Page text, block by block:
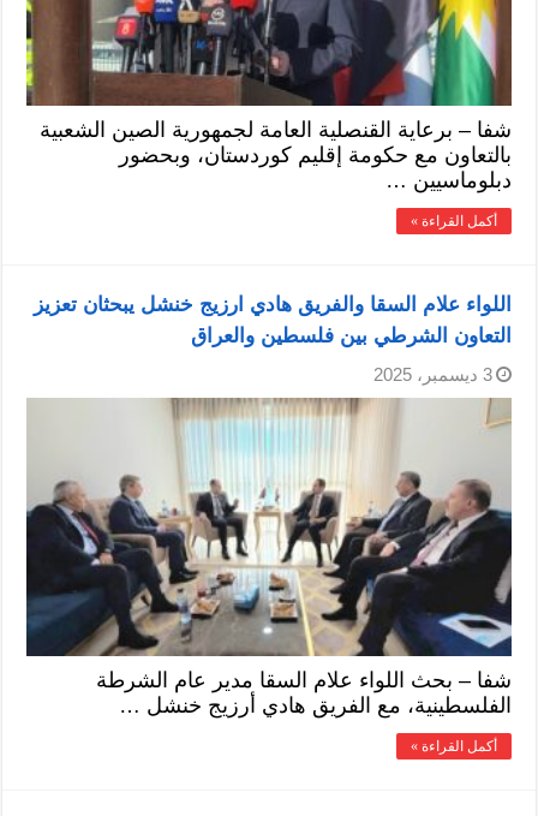
شفا – برعاية القنصلية العامة لجمهورية الصين الشعبية
بالتعاون مع حكومة إقليم كوردستان، وبحضور
دبلوماسيين …
أكمل القراءة »
اللواء علام السقا والفريق هادي ارزيج خنشل يبحثان تعزيز
التعاون الشرطي بين فلسطين والعراق
3 ديسمبر، 2025
شفا – بحث اللواء علام السقا مدير عام الشرطة
الفلسطينية، مع الفريق هادي أرزيج خنشل …
أكمل القراءة »